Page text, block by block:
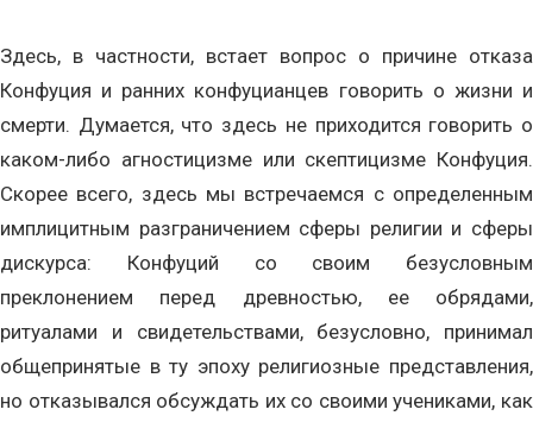
Здесь, в частности, встает вопрос о причине отказа
Конфуция и ранних конфуцианцев говорить о жизни и
смерти. Думается, что здесь не приходится говорить о
каком-либо агностицизме или скептицизме Конфуция.
Скорее всего, здесь мы встречаемся с определенным
имплицитным разграничением сферы религии и сферы
дискурса: Конфуций со своим безусловным
преклонением перед древностью, ее обрядами,
ритуалами и свидетельствами, безусловно, принимал
общепринятые в ту эпоху религиозные представления,
но отказывался обсуждать их со своими учениками, как